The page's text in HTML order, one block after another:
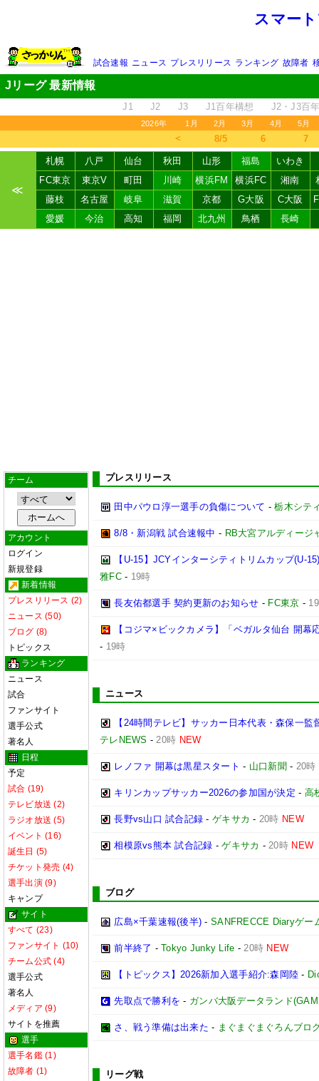
スマー
試合速報 ニュース プレスリリース ランキング 故障者
Jリーグ 最新情報
J1 J2 J3 J1百年構想 J2・J3百
2026年 1月 2月 3月 4月 5月
＜ 8/5 6 7
≪
札幌 八戸 仙台 秋田 山形 福島
いわき
FC東京
東京V 町田 川崎 横浜FM 横浜FC 湘南
藤枝
名古屋 岐阜 滋賀 京都 G大阪 C大阪
愛媛
今治 高知 福岡 北九州 鳥栖 長崎
チーム
アカウント
ログイン
新規登録
新着情報
プレスリリース (2)
ニュース (50)
ブログ (8)
トピックス
ランキング
ニュース
試合
ファンサイト
選手公式
著名人
日程
予定
試合 (19)
テレビ放送 (2)
ラジオ放送 (5)
イベント (16)
誕生日 (5)
チケット発売 (4)
選手出演 (9)
キャンプ
サイト
すべて (23)
ファンサイト (10)
チーム公式 (4)
選手公式
著名人
メディア (9)
サイトを推薦
選手
選手名鑑 (1)
故障者 (1)
プレスリリース
田中パウロ淳一選手の負傷について -栃木シテ
8/8・新潟戦 試合速報中 - RB大宮アルディージ
【U-15】JCYインターシティトリムカップ(U-
雅FC- 19時
長友佑都選手 契約更新のお知らせ - FC東京 -
【コジマ×ビックカメラ】「ベガルタ仙台 開幕
- 19時
ニュース
【24時間テレビ】サッカー日本代表・森保一
テレNEWS -20時 NEW
レノファ 開幕は黒星スタート - 山口新聞 - 20時
キリンカップサッカー2026の参加国が決定 - 高
長野vs山口 試合記録 -ゲキサカ - 20時 NEW
相模原vs熊本 試合記録 -ゲキサカ -20時 NEW
ブログ
広島×千葉速報(後半) -SANFRECCE Diaryゲー
前半終了 -Tokyo Junky Life -20時 NEW
【トピックス】2026新加入選手紹介:森岡陸 -
先取点で勝利を - ガンバ大阪データランド
さ、戦う準備は出来た - まぐまぐまぐろんブロ
リーグ戦